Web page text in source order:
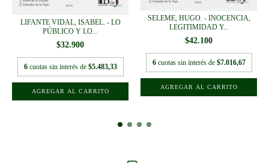
LIFANTE VIDAL, ISABEL. - LO
PÚBLICO Y LO...
$32.900
6 cuotas sin interés de $5.483,33
SELEME, HUGO. - INOCENCIA,
LEGITIMIDAD Y...
$42.100
6 cuotas sin interés de $7.016,67